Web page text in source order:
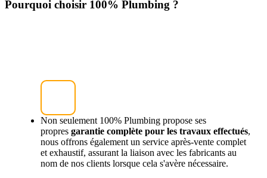
Pourquoi choisir 100% Plumbing ?
Non seulement 100% Plumbing propose ses
propres garantie complète pour les travaux effectués,
nous offrons également un service après-vente complet
et exhaustif, assurant la liaison avec les fabricants au
nom de nos clients lorsque cela s'avère nécessaire.